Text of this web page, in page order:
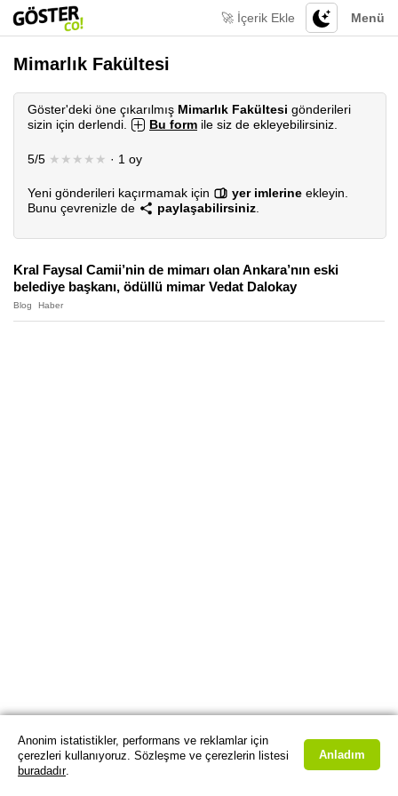
Menü
🚀 İçerik Ekle
Mimarlık Fakültesi
Göster'deki öne çıkarılmış Mimarlık Fakültesi gönderileri
sizin için derlendi.
Bu form ile siz de ekleyebilirsiniz.
5/5 ★★★★★ · 1 oy
Yeni gönderileri kaçırmamak için yer imlerine ekleyin.
Bunu çevrenizle de
paylaşabilirsiniz
Kral Faysal Camii’nin de mimarı olan Ankara’nın eski
belediye başkanı, ödüllü mimar Vedat Dalokay
Blog Haber
Anonim istatistikler, performans ve reklamlar için
çerezleri kullanıyoruz. Sözleşme ve çerezlerin listesi
buradadır.
Anladım